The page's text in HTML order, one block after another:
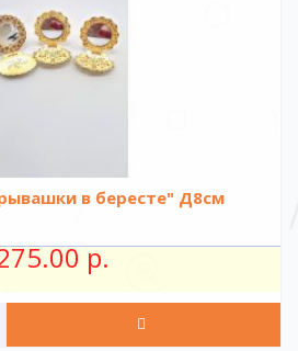
в бересте" Д8см
р.